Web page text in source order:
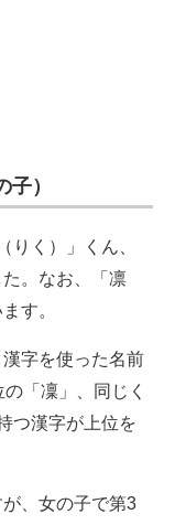
）
く）」くん、
。なお、「凛
す。
字を使った名前
「凜」、同じく
つ漢字が上位を
、女の子で第3